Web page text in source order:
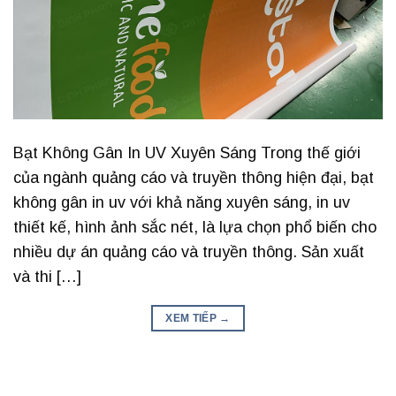
Bạt Không Gân In UV Xuyên Sáng Trong thế giới
của ngành quảng cáo và truyền thông hiện đại, bạt
không gân in uv với khả năng xuyên sáng, in uv
thiết kế, hình ảnh sắc nét, là lựa chọn phổ biến cho
nhiều dự án quảng cáo và truyền thông. Sản xuất
và thi […]
XEM TIẾP →